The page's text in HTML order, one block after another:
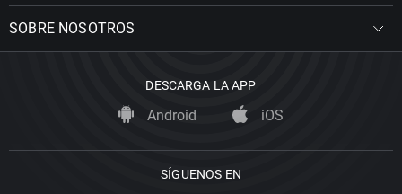
SOBRE NOSOTROS
DESCARGA LA APP
Android iOS
SÍGUENOS EN